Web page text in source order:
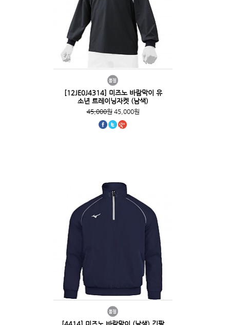
[12JE0J4314] 미즈노 바람막이 유
소년 트레이닝자켓 (남색)
45,000원45,000원